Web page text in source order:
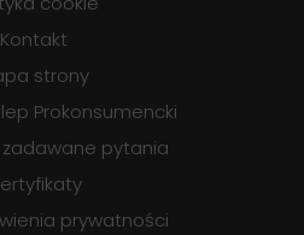
Kontakt
strony
Prokonsumencki
zadawane pytania
prywatności